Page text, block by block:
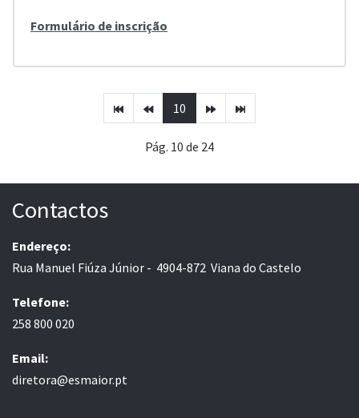
Formulário de inscrição
10
Pág. 10 de 24
Contactos
Endereço:
Rua Manuel Fiúza Júnior - 4904-872 Viana do Castelo
Telefone:
258 800 020
Email:
diretora@esmaior.pt